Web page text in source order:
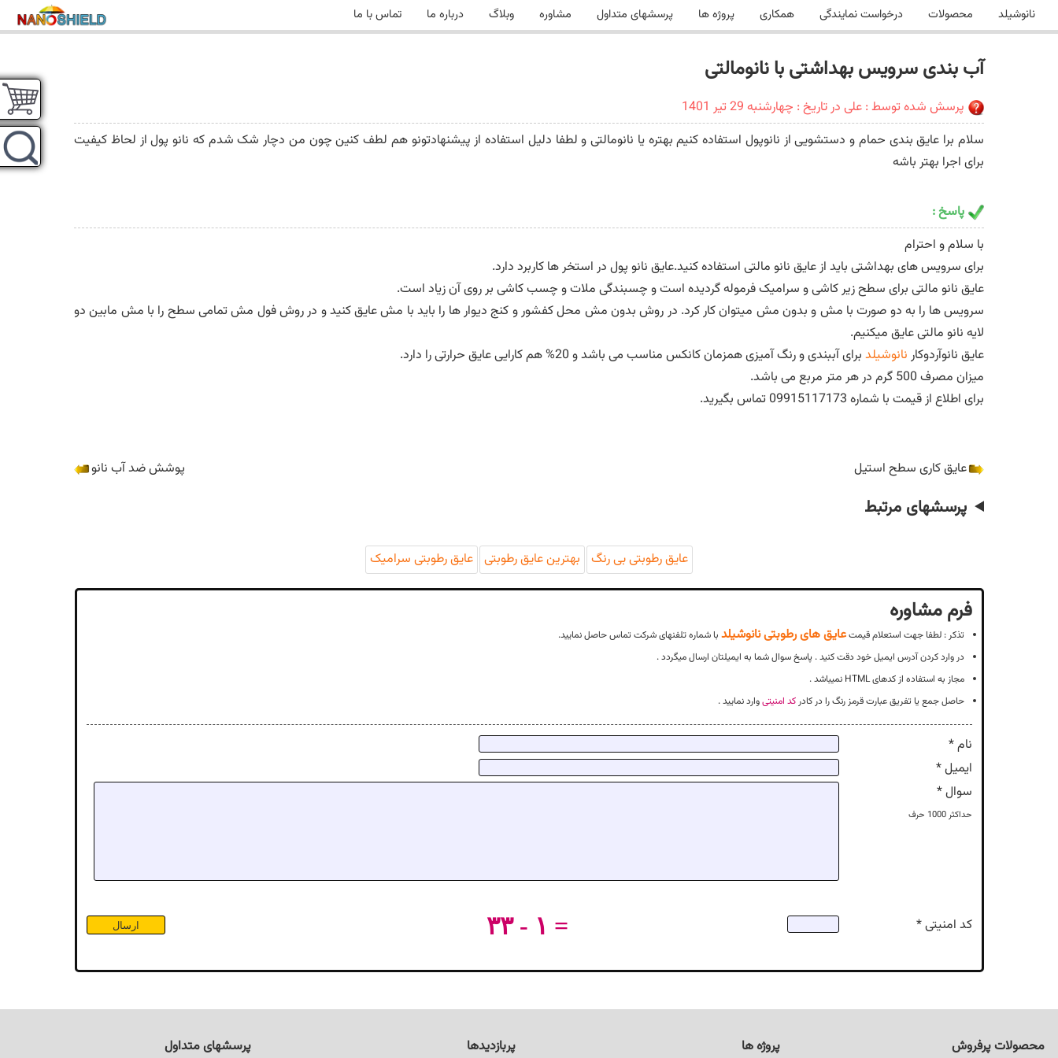
نانوشیلد محصولات درخواست نمایندگی همکاری پروژه ها پرسشهای متداول مشاوره وبلاگ درباره ما تماس با ما
آب بندی سرویس بهداشتی با نانومالتی
پرسش شده توسط : علی در تاریخ : چهارشنبه 29 تیر 1401
سلام برا عایق بندی حمام و دستشویی از نانوپول استفاده کنیم بهتره یا نانومالتی و لطفا دلیل استفاده از پیشنهادتونو هم لطف کنین چون من دچار شک شدم که نانو پول از لحاظ کیفیت
برای اجرا بهتر باشه
پاسخ :
با سلام و احترام
برای سرویس های بهداشتی باید از عایق نانو مالتی استفاده کنید.عایق نانو پول در استخر ها کاربرد دارد.
عایق نانو مالتی برای سطح زیر کاشی و سرامیک فرموله گردیده است و چسبندگی ملات و چسب کاشی بر روی آن زیاد است.
سرویس ها را به دو صورت با مش و بدون مش میتوان کار کرد. در روش بدون مش محل کفشور و کنج دیوار ها را باید با مش عایق کنید و در روش فول مش تمامی سطح را با مش مابین دو
لایه نانو مالتی عایق میکنیم.
عایق نانوآردوکار نانوشیلد برای آببندی و رنگ آمیزی همزمان کانکس مناسب می باشد و 20% هم کارایی عایق حرارتی را دارد.
میزان مصرف 500 گرم در هر متر مربع می باشد.
برای اطلاع از قیمت با شماره 09915117173 تماس بگیرید.
عایق کاری سطح استیل پوشش ضد آب نانو
پرسشهای مرتبط
عایق رطوبتی بی رنگ بهترین عایق رطوبتی عایق رطوبتی سرامیک
فرم مشاوره
تذکر : لطفا جهت استعلام قیمتعایق های رطوبتی نانوشیلد با شماره تلفنهای شرکت تماس حاصل نمایید.
در وارد کردن آدرس ایمیل خود دقت کنید . پاسخ سوال شما به ایمیلتان ارسال میگردد .
مجاز به استفاده از کدهای HTML نمیباشد .
حاصل جمع یا تفریق عبارت قرمز رنگ را در کادرکد امنیتیوارد نمایید .
نام *
ایمیل *
سوال *
حداکثر1000 حرف
کد امنیتی * ۳۳ - ۱ =
محصولات پرفروش پروژه ها پربازدیدها پرسشهای متداول